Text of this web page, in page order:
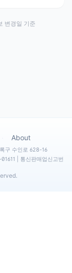
변경일 기준
About
구 수인로 628-16
| 통신판매업신고번